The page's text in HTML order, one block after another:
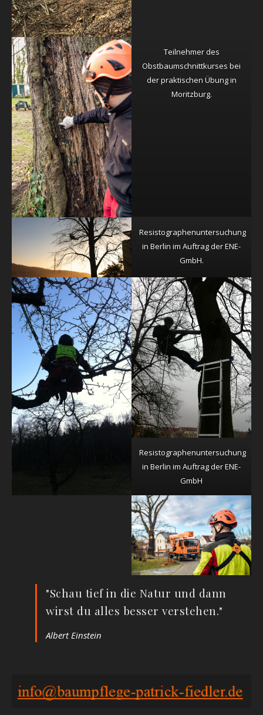
Teilnehmer des
Obstbaumschnittkurses bei
der praktischen Übung in
Moritzburg.
Resistographenuntersuchung
in Berlin im Auftrag der ENE-
GmbH.
Resistographenuntersuchung
in Berlin im Auftrag der ENE-
GmbH
"Schau tief in die Natur und dann
wirst du alles besser verstehen."
Albert Einstein